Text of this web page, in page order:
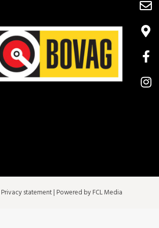
Privacy statement| Powered by FCL Media